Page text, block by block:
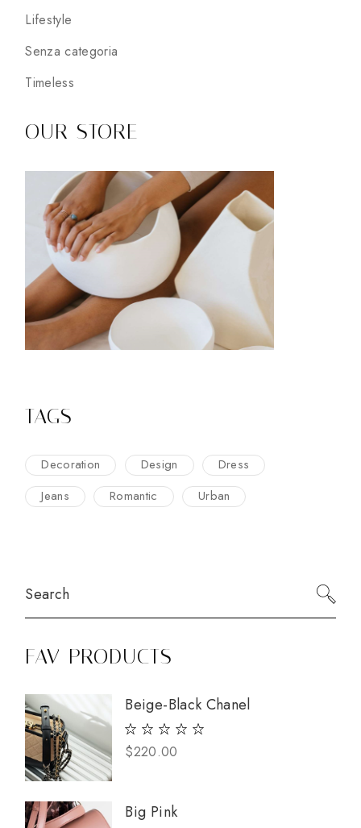
Lifestyle
Senza categoria
Timeless
OUR STORE
TAGS
Decoration Design
Dress
Jeans
Romantic Urban
FAV PRODUCTS
Beige-Black Chanel
$220.00
Big Pink